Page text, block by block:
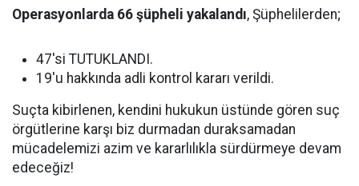
Operasyonlarda 66 şüpheli yakalandı, Şüphelilerden;
47'si TUTUKLANDI.
19'u hakkında adli kontrol kararı verildi.
Suçta kibirlenen, kendini hukukun üstünde gören suç
örgütlerine karşı biz durmadan duraksamadan
mücadelemizi azim ve kararlılıkla sürdürmeye devam
edeceğiz!